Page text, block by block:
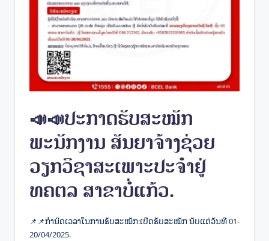
📣📣ປະກາດຮັບສະໝັກ
ພະນັກງານ ສັນຍາຈ້າງຊ່ວຍ
ວຽກວິຊາສະເພາະປະຈໍາຢູ່
ທຄຕລ ສາຂາບໍ່ແກ້ວ.
📌📌ກໍານົດເວລາໃນການຮັບສະໝັກ:ເປີດຮັບສະໝັກ ນັບແຕ່ວັນທີ 01-
20/04/2025.